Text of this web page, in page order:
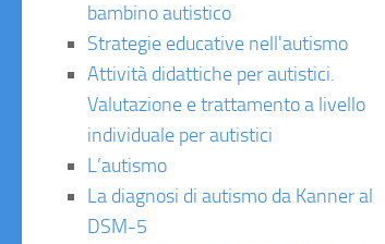
bambino autistico
Strategie educative nell'autismo
Attività didattiche per autistici.
Valutazione e trattamento a livello
individuale per autistici
L’autismo
La diagnosi di autismo da Kanner al
DSM-5